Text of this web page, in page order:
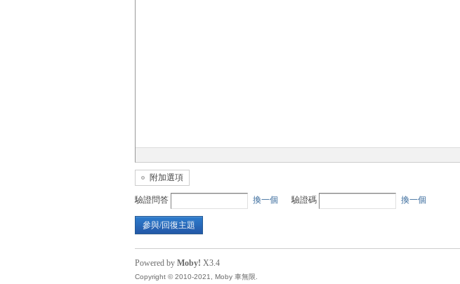
限
附加選項
驗證問答 換一個 驗證碼 換一個
參與/回復主題
Powered by Moby! X3.4
Copyright © 2010-2021, Moby 車無限.